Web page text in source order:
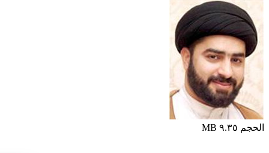
الحجم ٩.٣٥ MB